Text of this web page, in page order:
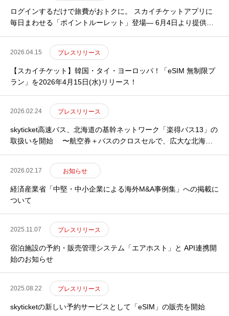
ログインするだけで旅費がおトクに。 スカイチケットアプリに
毎日まわせる「ポイントルーレット」登場― 6月4日より提供開
2026.04.15 プレスリリース
【スカイチケット】韓国・タイ・ヨーロッパ！「eSIM 無制限プ
ラン」を2026年4月15日(水)リリース！
2026.02.24 プレスリリース
skyticket高速バス、北海道の基幹ネットワーク「楽得バス13」の
取扱いを開始 〜航空券＋バスのクロスセルで、広大な北海道
2026.02.17 お知らせ
経済産業省「中堅・中小企業による海外M&A事例集」への掲載に
ついて
2025.11.07 プレスリリース
宿泊施設の予約・販売管理システム「エアホスト」と API連携開
始のお知らせ
2025.08.22 プレスリリース
skyticketの新しい予約サービスとして「eSIM」の販売を開始